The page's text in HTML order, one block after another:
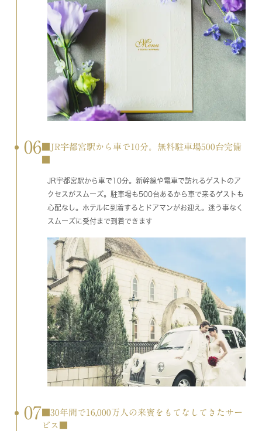
06 ■JR宇都宮駅から車で10分。無料駐車場500台完備
JR宇都宮駅から車で10分。新幹線や電車で訪れるゲストのア
クセスがスムーズ。駐車場も500台あるから車で来るゲストも
心配なし。ホテルに到着するとドアマンがお迎え。迷う事なく
スムーズに受付まで到着できます
07 ■30年間で16,000万人の来賓をもてなしてきたサー
ビス■